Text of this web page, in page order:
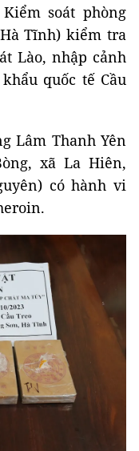
soát phòng
Tĩnh) kiểm tra
Lào, nhập cảnh
quốc tế Cầu
Lâm Thanh Yên
xã La Hiên,
có hành vi